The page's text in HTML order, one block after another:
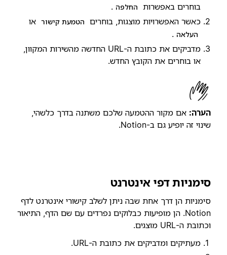
בוחרים באפשרות
החלפה .
כאשר האפשרויות מוצגות, בוחרים
הטמעת קישור או
העלאה .
מדביקים את כתובת ה-URL החדשה מהשירות המקוון,
או בוחרים את הקובץ החדש.
הערה: אם מקור ההטמעה שלכם משתנה בדרך כלשהי,
שינוי זה יופיע גם ב-Notion.
סימניות דפי אינטרנט
סימניות הן דרך אחת שבה ניתן לשלב קישורי אינטרנט לדף
Notion. הן מופיעות כבלוקים נפרדים עם שם הדף, התיאור
וכתובת ה-URL מוצגים.
מעתיקים ומדביקים את כתובת ה-URL.